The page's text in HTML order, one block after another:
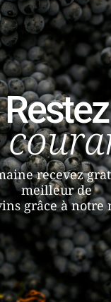
Restez
recevez
meilleur de
grâce à notre